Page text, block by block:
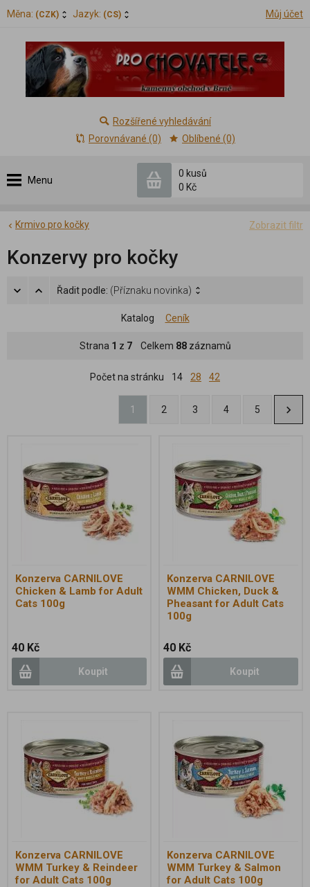
Měna: (CZK) Jazyk: (CS) Můj účet
Menu
0 kusů
0 Kč
Rozšířené vyhledávání
Porovnávané (0)
Oblíbené (0)
Zobrazit filtr
Krmivo pro kočky
Konzervy pro kočky
Řadit podle: (Příznaku novinka)
Katalog Ceník
Strana 1 z 7Celkem 88záznamů
Počet na stránku 14 28 42
1 2 3 4 5
Konzerva CARNILOVE
Chicken & Lamb for Adult
Cats 100g
40 Kč
Koupit
Konzerva CARNILOVE
WMM Chicken, Duck &
Pheasant for Adult Cats
100g
40 Kč
Koupit
Konzerva CARNILOVE
WMM Turkey & Reindeer
for Adult Cats 100g
Konzerva CARNILOVE
WMM Turkey & Salmon
for Adult Cats 100g